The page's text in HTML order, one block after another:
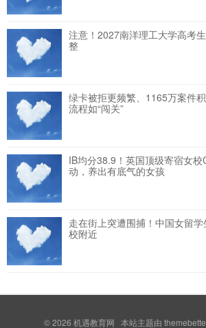
注意！2027南洋理工大学高考
整
绿卡被拒更频繁、1165万案件
流程如“闯关”
IB均分38.9！英国顶级寄宿女
动，养出有底气的女孩
走在街上突遭围捕！中国女留
校附近
© 2026 机遇教育网 本站主题由